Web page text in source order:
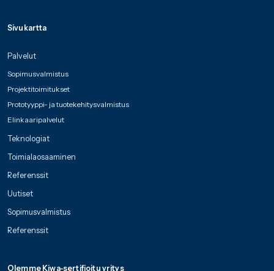
Sivukartta
Palvelut
Sopimusvalmistus
Projektitoimitukset
Prototyyppi- ja tuotekehitysvalmistus
Elinkaaripalvelut
Teknologiat
Toimialaosaaminen
Referenssit
Uutiset
Sopimusvalmistus
Referenssit
Olemme Kiwa-sertifioitu yritys